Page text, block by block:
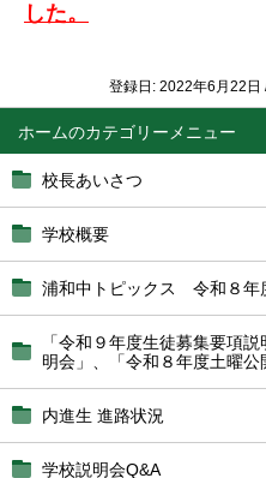
ホーム
校長あいさつ
学校概要
浦和中トピックス 令和８年
「令和９年度生徒募集要項
明会」、「令和８年度土曜公
内進生 進路状況
学校説明会Q&A
した。
登録日: 2022年6月22